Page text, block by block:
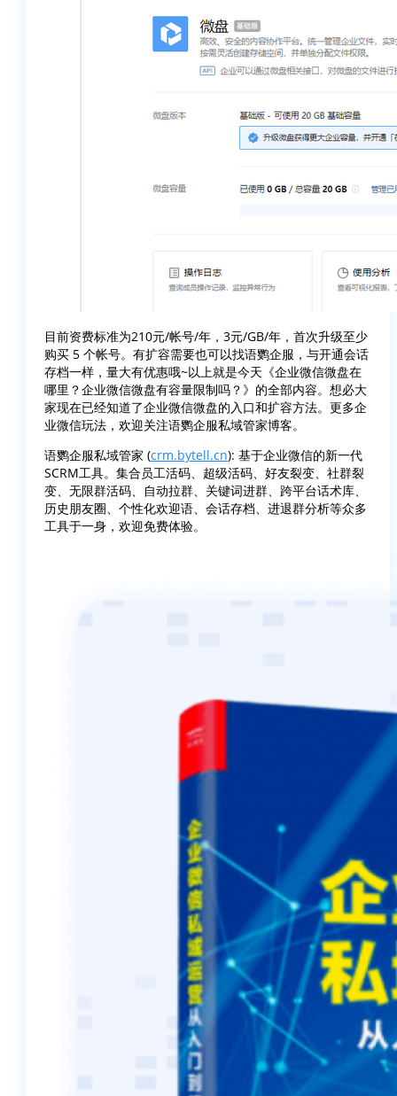
目前资费标准为210元/帐号/年，3元/GB/年，首次升级至少
购买 5 个帐号。有扩容需要也可以找语鹦企服，与开通会话
存档一样，量大有优惠哦~以上就是今天《企业微信微盘在
哪里？企业微信微盘有容量限制吗？》的全部内容。想必大
家现在已经知道了企业微信微盘的入口和扩容方法。更多企
业微信玩法，欢迎关注语鹦企服私域管家博客。
语鹦企服私域管家 (crm.bytell.cn): 基于企业微信的新一代
SCRM工具。集合员工活码、超级活码、好友裂变、社群裂
变、无限群活码、自动拉群、关键词进群、跨平台话术库、
历史朋友圈、个性化欢迎语、会话存档、进退群分析等众多
工具于一身，欢迎免费体验。